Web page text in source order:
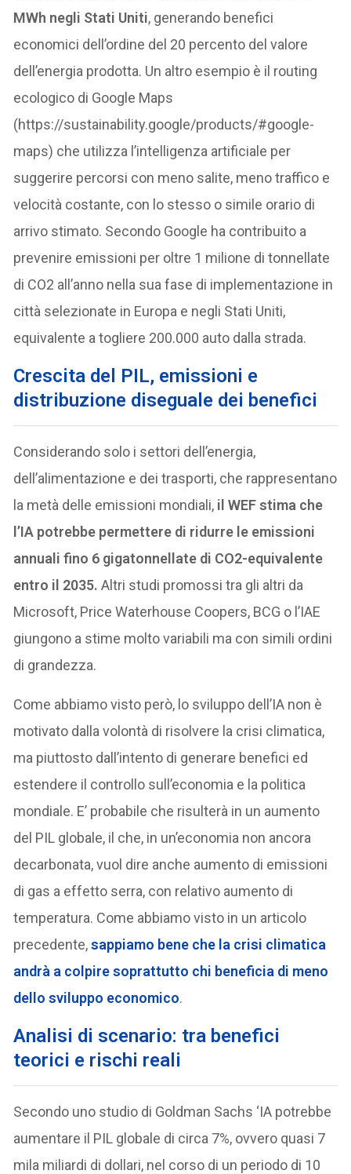
MWh negli Stati Uniti, generando benefici
economici dell’ordine del 20 percento del valore
dell’energia prodotta. Un altro esempio è il routing
ecologico di Google Maps
(https://sustainability.google/products/#google-
maps) che utilizza l’intelligenza artificiale per
suggerire percorsi con meno salite, meno traffico e
velocità costante, con lo stesso o simile orario di
arrivo stimato. Secondo Google ha contribuito a
prevenire emissioni per oltre 1 milione di tonnellate
di CO2 all’anno nella sua fase di implementazione in
città selezionate in Europa e negli Stati Uniti,
equivalente a togliere 200.000 auto dalla strada.
Crescita del PIL, emissioni e
distribuzione diseguale dei benefici
Considerando solo i settori dell’energia,
dell’alimentazione e dei trasporti, che rappresentano
la metà delle emissioni mondiali, il WEF stima che
l’IA potrebbe permettere di ridurre le emissioni
annuali fino 6 gigatonnellate di CO2-equivalente
entro il 2035.Altri studi promossi tra gli altri da
Microsoft, Price Waterhouse Coopers, BCG o l’IAE
giungono a stime molto variabili ma con simili ordini
di grandezza.
Come abbiamo visto però, lo sviluppo dell’IA non è
motivato dalla volontà di risolvere la crisi climatica,
ma piuttosto dall’intento di generare benefici ed
estendere il controllo sull’economia e la politica
mondiale. E’ probabile che risulterà in un aumento
del PIL globale, il che, in un’economia non ancora
decarbonata, vuol dire anche aumento di emissioni
di gas a effetto serra, con relativo aumento di
temperatura. Come abbiamo visto in un articolo
precedente,sappiamo bene che la crisi climatica
andrà a colpire soprattutto chi beneficia di meno
dello sviluppo economico.
Analisi di scenario: tra benefici
teorici e rischi reali
Secondo uno studio di Goldman Sachs ‘IA potrebbe
aumentare il PIL globale di circa 7%, ovvero quasi 7
mila miliardi di dollari, nel corso di un periodo di 10